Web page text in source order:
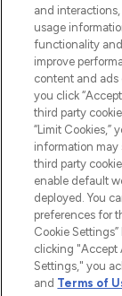
and
usage
functionality
improve
content and ads
you click
third party
“Limit Cookies,”
information may
third party
enable default
deployed. You
preferences for
Cookie
clicking "Accept
Settings," you
and Terms of